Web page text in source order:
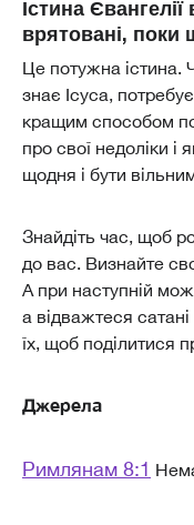
Істина
врятовані, поки
Це потужна істина.
знає Ісуса,
кращим способом
про свої недоліки і
щодня і бути
Знайдіть час, щоб
до вас. Визнайте
А при наступній
а відважтеся
їх, щоб поділитися
Джерела
Римлянам 8:1